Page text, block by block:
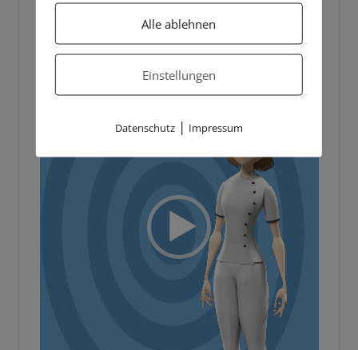
Player
Alle ablehnen
Einstellungen
Datenschutz| Impressum